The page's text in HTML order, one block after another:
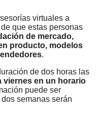
virtuales a
que estas personas
de mercado,
producto, modelos
.
de dos horas las
viernes en un horario
puede ser
dos semanas serán